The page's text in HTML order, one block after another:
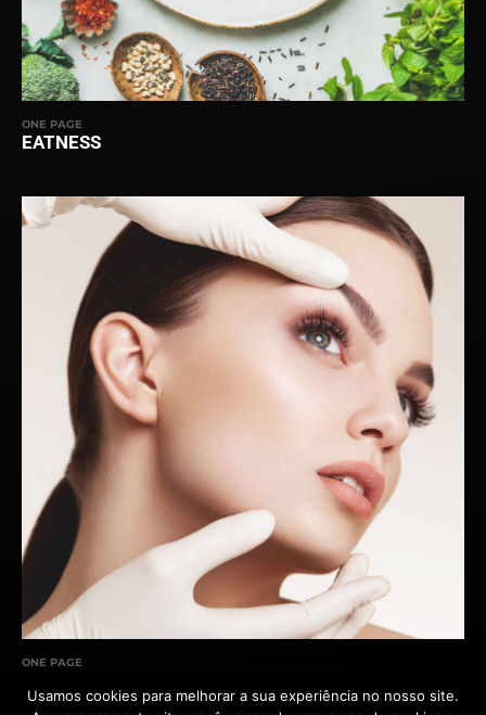
ONE PAGE
EATNESS
ONE PAGE
Usamos cookies para melhorar a sua experiência no nosso site.